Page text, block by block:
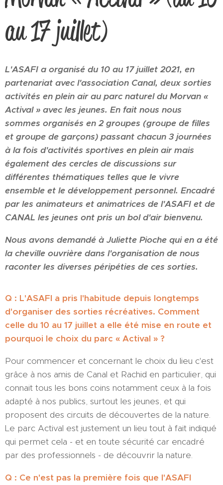
au 17 juillet)
L'ASAFI a organisé du 10 au 17 juillet 2021, en
partenariat avec l'association Canal, deux sorties
activités en plein air au parc naturel du Morvan «
Actival » avec les jeunes. En fait nous nous
sommes organisés en 2 groupes (groupe de filles
et groupe de garçons) passant chacun 3 journées
à la fois d'activités sportives en plein air mais
également des cercles de discussions sur
différentes thématiques telles que le vivre
ensemble et le développement personnel. Encadré
par les animateurs et animatrices de l'ASAFI et de
CANAL les jeunes ont pris un bol d'air bienvenu.
Nous avons demandé à Juliette Pioche qui en a été
la cheville ouvrière dans l'organisation de nous
raconter les diverses péripéties de ces sorties.
Q : L'ASAFI a pris l'habitude depuis longtemps
d'organiser des sorties récréatives. Comment
celle du 10 au 17 juillet a elle été mise en route et
pourquoi le choix du parc « Actival » ?
Pour commencer et concernant le choix du lieu c'est
grâce à nos amis de Canal et Rachid en particulier, qui
connait tous les bons coins notamment ceux à la fois
adapté à nos publics, surtout les jeunes, et qui
proposent des circuits de découvertes de la nature.
Le parc Actival est justement un lieu tout à fait indiqué
qui permet cela - et en toute sécurité car encadré
par des professionnels - de découvrir la nature.
Q : Ce n'est pas la première fois que l'ASAFI